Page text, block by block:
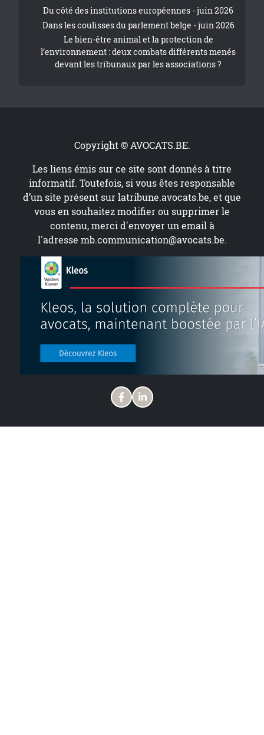
Du côté des institutions européennes - juin 2026
Dans les coulisses du parlement belge - juin 2026
Le bien-être animal et la protection de
l’environnement : deux combats différents menés
devant les tribunaux par les associations ?
Copyright © AVOCATS.BE.
Les liens émis sur ce site sont donnés à titre
informatif. Toutefois, si vous êtes responsable
d’un site présent surlatribune.avocats.be, et que
vous en souhaitez modifier ou supprimer le
contenu, merci d'envoyer un email à
l'adresse mb.communication@avocats.be.